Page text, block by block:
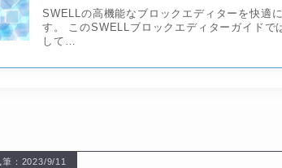
SWELLの高機能なブロックエディターを快適
す。 このSWELLブロックエディターガイドで
して…
：2023/9/11